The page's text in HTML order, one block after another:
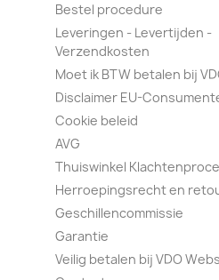
Bestel procedure
Leveringen - Levertijden -
Verzendkosten
Moet ik BTW betalen bij
Disclaimer EU-
Cookie beleid
AVG
Thuiswinkel
Herroepingsrecht en
Geschillencommissie
Garantie
Veilig betalen bij VDO